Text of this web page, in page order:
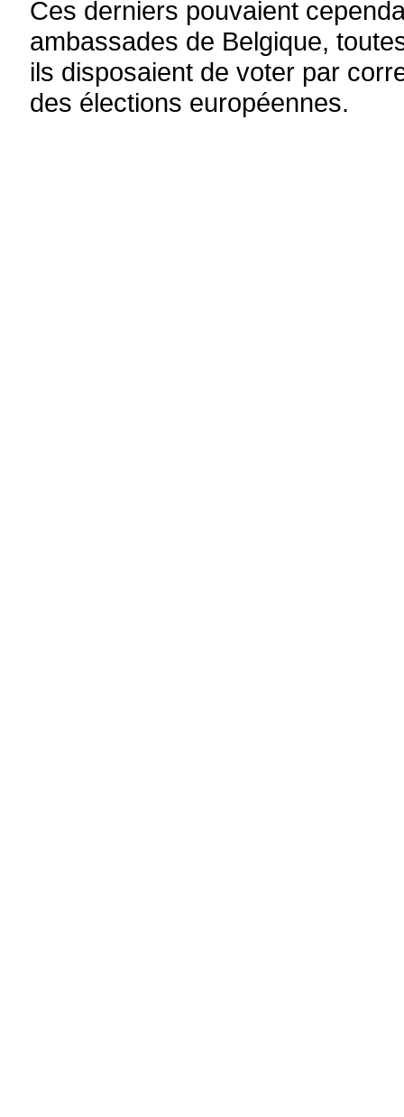
Ces derniers pouvaient
ambassades de Belgique,
ils disposaient de voter par
des élections européennes.